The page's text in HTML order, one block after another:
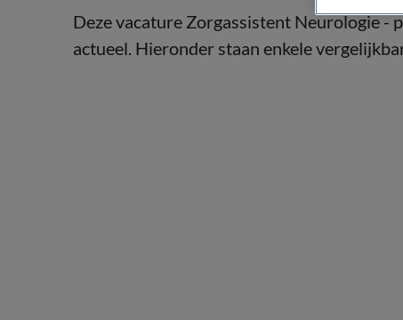
Deze vacature Zorgassistent Neurologie -
actueel. Hieronder staan enkele